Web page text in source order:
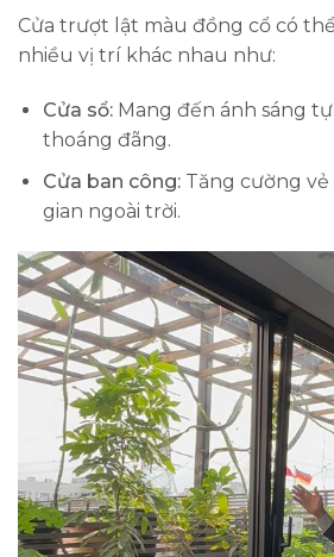
Cửa trượt lật màu đồng cổ có
nhiều vị trí khác nhau như:
Cửa sổ:Mang đến ánh sáng
thoáng đãng.
Cửa ban công:Tăng cường vẻ
gian ngoài trời.